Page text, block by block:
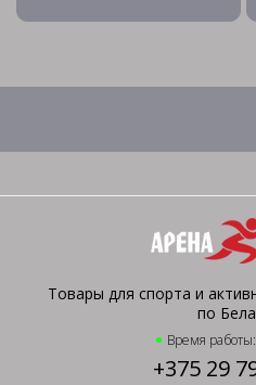
Товары для спорта и
по
Время
+375 29